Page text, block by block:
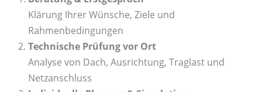
Klärung Ihrer Wünsche, Ziele und
Rahmenbedingungen
Technische Prüfung vor Ort
Analyse von Dach, Ausrichtung, Traglast und
Netzanschluss